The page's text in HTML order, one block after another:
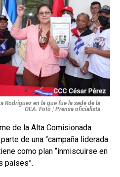
Rodríguez en la que fue la sede de la
OEA. Foto | Prensa oficialista
de la Alta Comisionada
de una “campaña liderada
como plan “inmiscuirse en
países”.